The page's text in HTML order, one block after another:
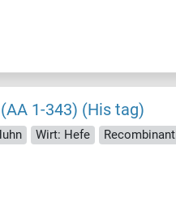
1-343) (His tag)
Wirt: Hefe Recombinant